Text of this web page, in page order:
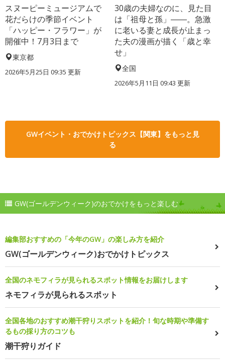
スヌーピーミュージアムで
花だらけの季節イベント
「ハッピー・フラワー」が
開催中！7月3日まで
東京都
2026年5月25日 09:35 更新
30歳の夫婦なのに、見た目
は「祖母と孫」――。急激
に老いる妻と成長が止まっ
た夫の漫画が描く「歳と幸
せ」
全国
2026年5月11日 09:43 更新
GWイベント・おでかけトピックス【関東】をもっと見
る
GW(ゴールデンウィーク)のおでかけをもっと楽しむ
編集部おすすめの「今年のGW」の楽しみ方を紹介
GW(ゴールデンウィーク)おでかけトピックス
全国のネモフィラが見られるスポット情報をお届けします
ネモフィラが見られるスポット
全国各地のおすすめ潮干狩りスポットを紹介！旬な時期や準備す
るもの採り方のコツも
潮干狩りガイド